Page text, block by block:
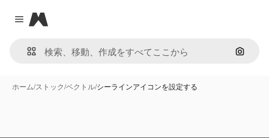
Close menu
Magnific
画像で
ホーム/ストック/ベクトル/シーラインアイコンを設定する